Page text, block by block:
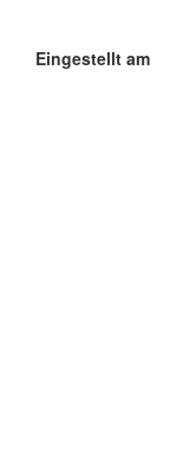
Eingestellt am